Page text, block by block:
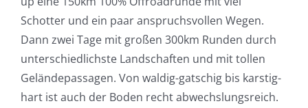
Schotter und ein paar anspruchsvollen Wegen.
Dann zwei Tage mit großen 300km Runden durch
unterschiedlichste Landschaften und mit tollen
Geländepassagen. Von waldig-gatschig bis karstig-
hart ist auch der Boden recht abwechslungsreich.